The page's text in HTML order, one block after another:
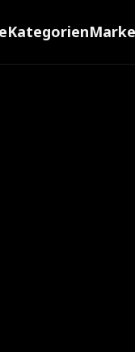
KategorienMarke